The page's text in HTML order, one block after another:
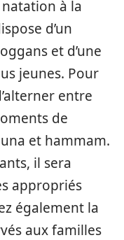
à la
d’un
et d’une
jeunes. Pour
entre
de
et hammam.
il sera
appropriés
également la
aux familles